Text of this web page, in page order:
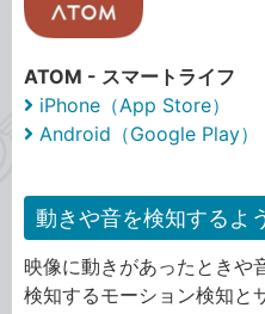
ATOM - スマートライフ
iPhone（App Store）
Android（Google Play）
動きや音を検知するよ
映像に動きがあったときや
検知するモーション検知と